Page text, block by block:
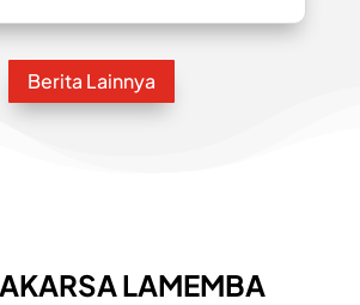
Berita Lainnya
LAMEMBA